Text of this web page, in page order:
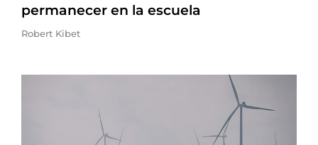
permanecer en la escuela
Robert Kibet